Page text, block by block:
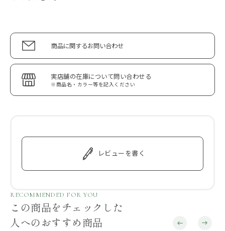
商品に関するお問い合わせ
実店舗の在庫について問い合わせる
※商品名・カラー等を記入ください
レビューを書く
RECOMMENDED FOR YOU
この商品をチェックした
人へのおすすめ商品